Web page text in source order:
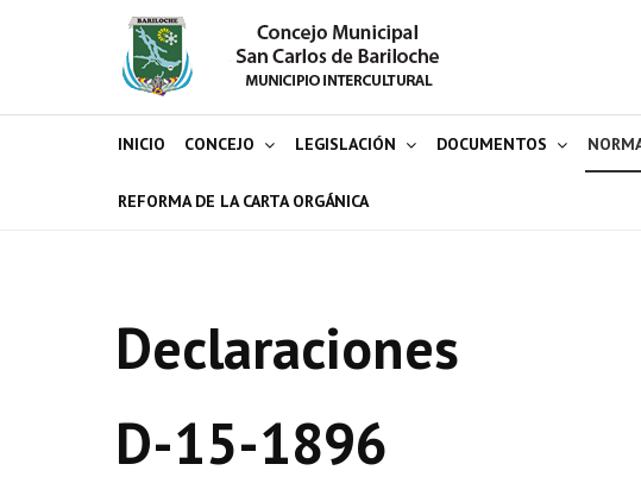
INICIO CONCEJO LEGISLACIÓN DOCUMENTOS
REFORMA DE LA CARTA ORGÁNICA
Declaraciones
D-15-1896